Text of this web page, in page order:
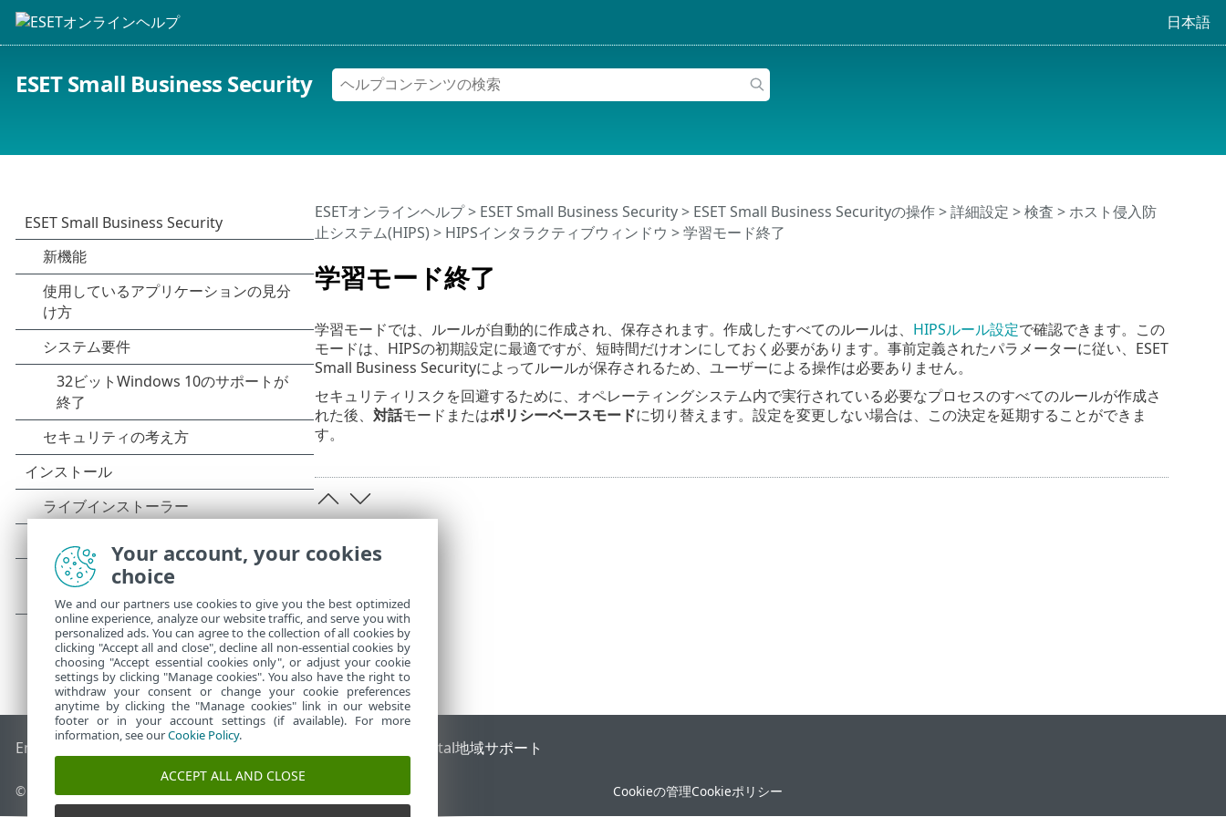
日本語
ESET Small Business Security
学習モード終了
ESETオンラインヘルプ> ESET Small Business Security> ESET Small Business Securityの操作>詳細設定 >検査 >ホスト侵入防
止システム(HIPS) > HIPSインタラクティブウィンドウ > 学習モード終了
学習モードでは、ルールが自動的に作成され、保存されます。作成したすべてのルールは、 HIPSルール設定で確認できます。この
モードは、HIPSの初期設定に最適ですが、短時間だけオンにしておく必要があります。事前定義されたパラメーターに従い、ESET
Small Business Securityによってルールが保存されるため、ユーザーによる操作は必要ありません。
セキュリティリスクを回避するために、オペレーティングシステム内で実行されている必要なプロセスのすべてのルールが作成さ
れた後、 対話モードまたはポリシーベースモードに切り替えます。設定を変更しない場合は、この決定を延期することができま
す。
End of Life ESETナレッジベース ESETフォーラム ESET Status Portal地域サポート
© 1992 - 2026 ESET, spol. s r.o. - All rights reserved. Cookieの管理Cookieポリシー
Your account, your cookies
choice
We and our partners use cookies to give you the best optimized
online experience, analyze our website traffic, and serve you with
personalized ads. You can agree to the collection of all cookies by
clicking "Accept all and close", decline all non-essential cookies by
choosing "Accept essential cookies only", or adjust your cookie
settings by clicking "Manage cookies". You also have the right to
withdraw your consent or change your cookie preferences
anytime by clicking the "Manage cookies" link in our website
footer or in your account settings (if available). For more
information, see ourCookie Policy.
ACCEPT ALL AND CLOSE